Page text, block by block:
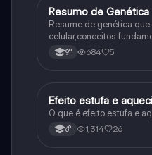
Ciência
Resumo de Genética
Resume de genética
celular,conceitos
RNA9° 684 5
Ciência
Efeito estufa e
O que é efeito estufa e
6° 1,314 26